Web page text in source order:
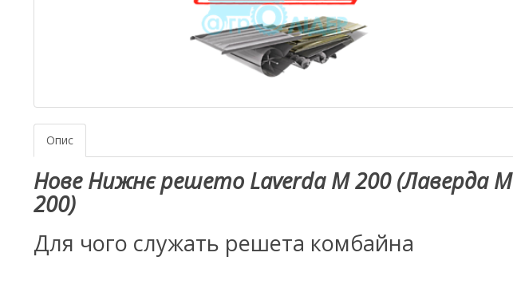
Опис
Нове Нижнє решето Laverda M 200 (Лаверда М
200)
Для чого служать решета комбайна